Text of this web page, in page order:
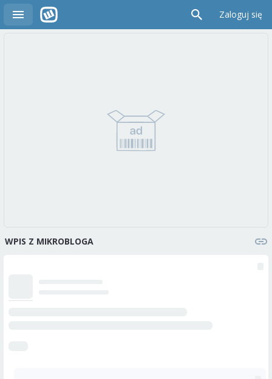
Zaloguj się
WPIS Z MIKROBLOGA